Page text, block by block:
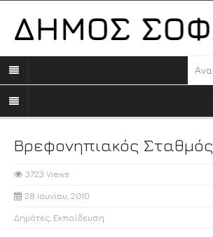
Βρεφονηπιακός Σταθμός
3723 Views
28 Ιουνίου, 2010
Δημότες Εκπαίδευση